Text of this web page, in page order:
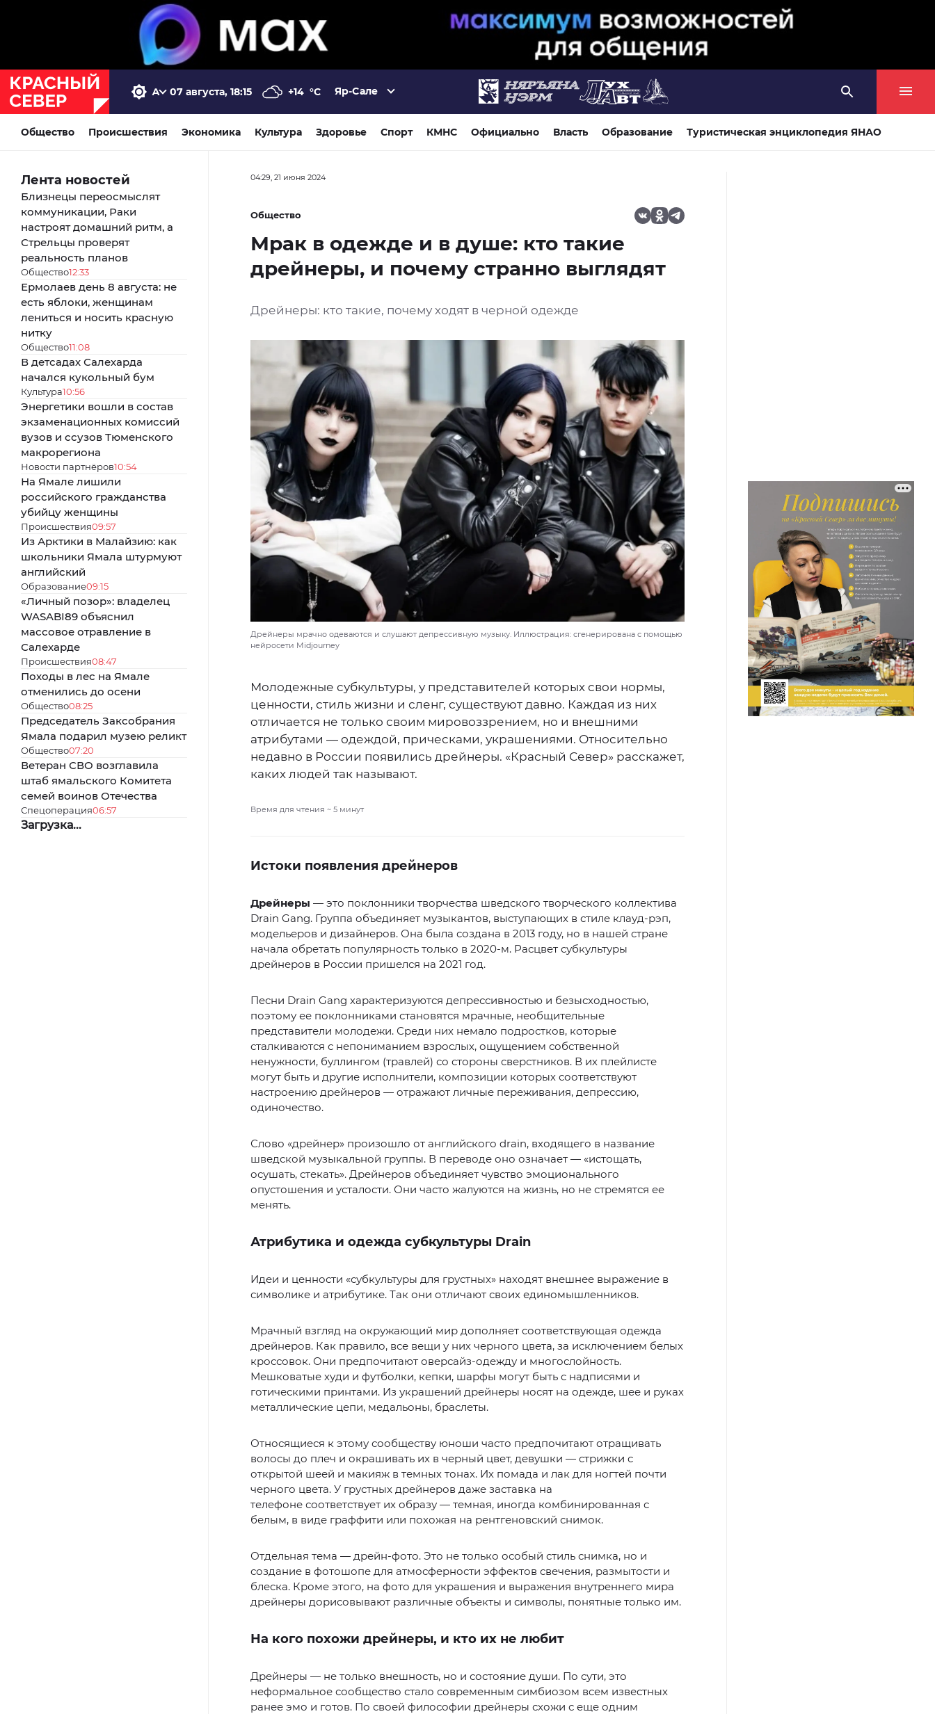
07 августа, 18:15 +14 °C Яр-Сале
Общество Происшествия Экономика Культура Здоровье Спорт КМНС Официально Власть Образование Туристическая энциклопедия ЯНАО
Лента новостей
Близнецы переосмыслят
коммуникации, Раки
настроят домашний ритм, а
Стрельцы проверят
реальность планов
Общество12:33
Ермолаев день 8 августа: не
есть яблоки, женщинам
лениться и носить красную
нитку
Общество11:08
В детсадах Салехарда
начался кукольный бум
Культура10:56
Энергетики вошли в состав
экзаменационных комиссий
вузов и ссузов Тюменского
макрорегиона
Новости партнёров10:54
На Ямале лишили
российского гражданства
убийцу женщины
Происшествия09:57
Из Арктики в Малайзию: как
школьники Ямала штурмуют
английский
Образование09:15
«Личный позор»: владелец
WASABI89 объяснил
массовое отравление в
Салехарде
Происшествия08:47
Походы в лес на Ямале
отменились до осени
Общество08:25
Председатель Заксобрания
Ямала подарил музею реликт
Общество07:20
Ветеран СВО возглавила
штаб ямальского Комитета
семей воинов Отечества
Спецоперация06:57
Загрузка...
04:29, 21 июня 2024
Общество
Мрак в одежде и в душе: кто такие
дрейнеры, и почему странно выглядят
Дрейнеры: кто такие, почему ходят в черной одежде
Дрейнеры мрачно одеваются и слушают депрессивную музыку. Иллюстрация: сгенерирована с помощью
нейросети Midjourney
Молодежные субкультуры, у представителей которых свои нормы,
ценности, стиль жизни и сленг, существуют давно. Каждая из них
отличается не только своим мировоззрением, но и внешними
атрибутами — одеждой, прическами, украшениями. Относительно
недавно в России появились дрейнеры. «Красный Север» расскажет,
каких людей так называют.
Время для чтения ~ 5 минут
Истоки появления дрейнеров
Дрейнеры — это поклонники творчества шведского творческого коллектива
Drain Gang. Группа объединяет музыкантов, выступающих в стиле клауд-рэп,
модельеров и дизайнеров. Она была создана в 2013 году, но в нашей стране
начала обретать популярность только в 2020-м. Расцвет субкультуры
дрейнеров в России пришелся на 2021 год.
Песни Drain Gang характеризуются депрессивностью и безысходностью,
поэтому ее поклонниками становятся мрачные, необщительные
представители молодежи. Среди них немало подростков, которые
сталкиваются с непониманием взрослых, ощущением собственной
ненужности, буллингом (травлей) со стороны сверстников. В их плейлисте
могут быть и другие исполнители, композиции которых соответствуют
настроению дрейнеров — отражают личные переживания, депрессию,
одиночество.
Слово «дрейнер» произошло от английского drain, входящего в название
шведской музыкальной группы. В переводе оно означает — «истощать,
осушать, стекать». Дрейнеров объединяет чувство эмоционального
опустошения и усталости. Они часто жалуются на жизнь, но не стремятся ее
менять.
Атрибутика и одежда субкультуры Drain
Идеи и ценности «субкультуры для грустных» находят внешнее выражение в
символике и атрибутике. Так они отличают своих единомышленников.
Мрачный взгляд на окружающий мир дополняет соответствующая одежда
дрейнеров. Как правило, все вещи у них черного цвета, за исключением белых
кроссовок. Они предпочитают оверсайз-одежду и многослойность.
Мешковатые худи и футболки, кепки, шарфы могут быть с надписями и
готическими принтами. Из украшений дрейнеры носят на одежде, шее и руках
металлические цепи, медальоны, браслеты.
Относящиеся к этому сообществу юноши часто предпочитают отращивать
волосы до плеч и окрашивать их в черный цвет, девушки — стрижки с
открытой шеей и макияж в темных тонах. Их помада и лак для ногтей почти
черного цвета. У грустных дрейнеров даже заставка на
телефоне соответствует их образу — темная, иногда комбинированная с
белым, в виде граффити или похожая на рентгеновский снимок.
Отдельная тема — дрейн-фото. Это не только особый стиль снимка, но и
создание в фотошопе для атмосферности эффектов свечения, размытости и
блеска. Кроме этого, на фото для украшения и выражения внутреннего мира
дрейнеры дорисовывают различные объекты и символы, понятные только им.
На кого похожи дрейнеры, и кто их не любит
Дрейнеры — не только внешность, но и состояние души. По сути, это
неформальное сообщество стало современным симбиозом всем известных
ранее эмо и готов. По своей философии дрейнеры схожи с еще одним